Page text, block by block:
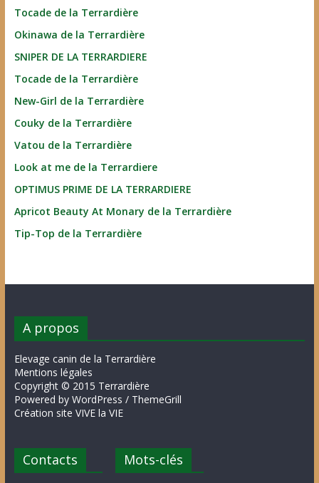
Tocade de la Terrardière
Okinawa de la Terrardière
SNIPER DE LA TERRARDIERE
Tocade de la Terrardière
New-Girl de la Terrardière
Couky de la Terrardière
Vatou de la Terrardière
Look at me de la Terrardiere
OPTIMUS PRIME DE LA TERRARDIERE
Apricot Beauty At Monary de la Terrardière
Tip-Top de la Terrardière
A propos
Elevage canin de la Terrardière
Mentions légales
Copyright © 2015 Terrardière
Powered by WordPress / ThemeGrill
Création site VIVE la VIE
Contacts Mots-clés